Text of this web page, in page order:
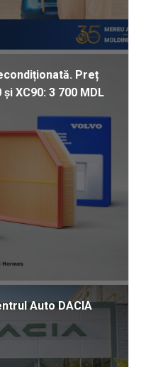
Preț
XC90: 3 700 MDL
Auto DACIA